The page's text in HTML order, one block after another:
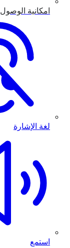
امكانية الوصول
لغة الإشارة
استمع